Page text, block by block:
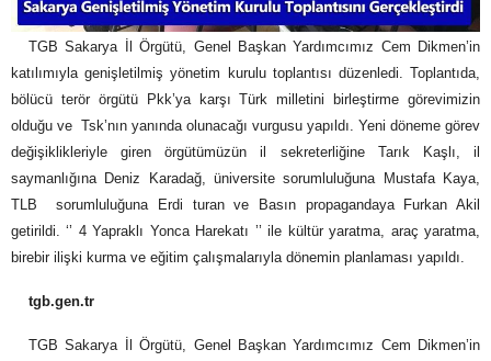
TGB Sakarya İl Örgütü, Genel Başkan Yardımcımız Cem Dikmen’in
katılımıyla genişletilmiş yönetim kurulu toplantısı düzenledi. Toplantıda,
bölücü terör örgütü Pkk’ya karşı Türk milletini birleştirme görevimizin
olduğu ve Tsk’nın yanında olunacağı vurgusu yapıldı. Yeni döneme görev
değişiklikleriyle giren örgütümüzün il sekreterliğine Tarık Kaşlı, il
saymanlığına Deniz Karadağ, üniversite sorumluluğuna Mustafa Kaya,
TLB sorumluluğuna Erdi turan ve Basın propagandaya Furkan Akil
getirildi. ‘’ 4 Yapraklı Yonca Harekatı ’’ ile kültür yaratma, araç yaratma,
birebir ilişki kurma ve eğitim çalışmalarıyla dönemin planlaması yapıldı.
tgb.gen.tr
TGB Sakarya İl Örgütü, Genel Başkan Yardımcımız Cem Dikmen’in